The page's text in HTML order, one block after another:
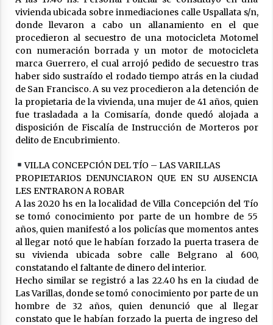
El CER N° 363 de Hersilia recibió un aporte
FANI para equipamiento en el marco de fuertes
inversiones educativas
04/08/2026
Michlig y González entregaron aportes
gubernamentales en Ceres y recorrieron
obras junto a la intendente Dupouy
04/08/2026
La Municipalidad de San Guillermo realizó una
nueva entrega del Fondo de Asistencia
03/08/2026
Liga Ceresina: CACU y Union SG empataron un
03/08/2026
Brinkmann: Falleció el hombre que permanecía
internado tras un accidente de tránsito
03/08/2026
En Constanza se realizó la 20° Fiesta
Departamental y 13° Fiesta Provincial del
Locro y la Empanada
vivienda ubicada sobre inmediaciones calle Uspallata s/n,
donde llevaron a cabo un allanamiento en el que
procedieron al secuestro de una motocicleta Motomel
con numeración borrada y un motor de motocicleta
marca Guerrero, el cual arrojó pedido de secuestro tras
haber sido sustraído el rodado tiempo atrás en la ciudad
de San Francisco. A su vez procedieron a la detención de
la propietaria de la vivienda, una mujer de 41 años, quien
fue trasladada a la Comisaría, donde quedó alojada a
disposición de Fiscalía de Instrucción de Morteros por
delito de Encubrimiento.
VILLA CONCEPCIÓN DEL TÍO – LAS VARILLAS
PROPIETARIOS DENUNCIARON QUE EN SU AUSENCIA
LES ENTRARON A ROBAR
A las 20.20 hs en la localidad de Villa Concepción del Tío
se tomó conocimiento por parte de un hombre de 55
años, quien manifestó a los policías que momentos antes
al llegar notó que le habían forzado la puerta trasera de
su vivienda ubicada sobre calle Belgrano al 600,
constatando el faltante de dinero del interior.
Hecho similar se registró a las 22.40 hs en la ciudad de
Las Varillas, donde se tomó conocimiento por parte de un
hombre de 32 años, quien denunció que al llegar
constato que le habían forzado la puerta de ingreso del